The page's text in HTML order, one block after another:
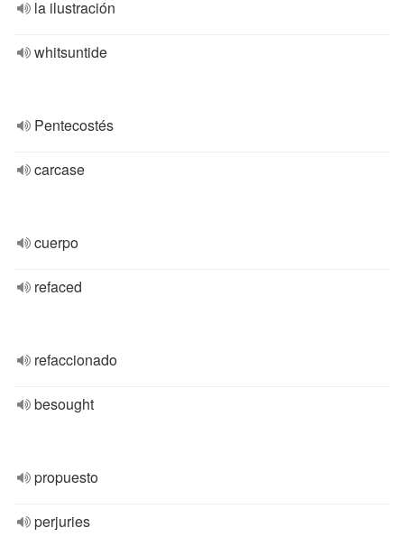
la ilustración
whitsuntide
Pentecostés
carcase
cuerpo
refaced
refaccionado
besought
propuesto
perjuries